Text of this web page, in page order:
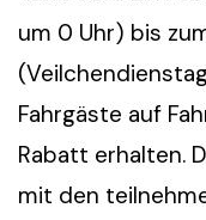
um 0 Uhr) bis
Fahrgäste auf
Rabatt erhalten.
mit den